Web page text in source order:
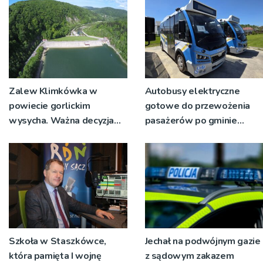
Zalew Klimkówka w
powiecie gorlickim
wysycha. Ważna decyzja
Autobusy elektryczne
gotowe do przewożenia
pasażerów po gminie
Szkoła w Staszkówce,
która pamięta I wojnę
Jechał na podwójnym gazie
z sądowym zakazem